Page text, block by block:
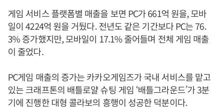
게임 서비스 플랫폼별 매출을 보면 PC가 661억 원을, 모바
일이 4224억 원을 거뒀다. 전년도 같은 기간보다 PC는 76.
3% 증가했지만, 모바일이 17.1% 줄어들며 전체 게임 매출
이 줄었다.
PC게임 매출의 증가는 카카오게임즈가 국내 서비스를 맡고
있는 크래프톤의 배틀로얄 슈팅 게임 ‘배틀그라운드’가 3분
기에 진행한 대형 콜라보의 흥행이 성공한 덕분이다.